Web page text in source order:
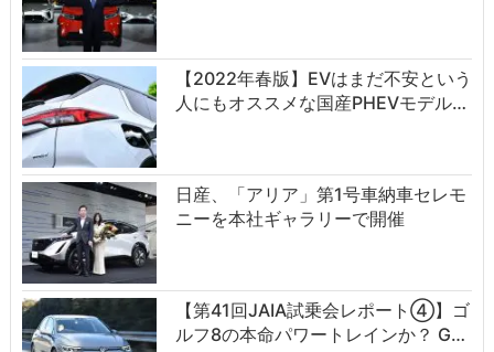
【2022年春版】EVはまだ不安という
人にもオススメな国産PHEVモデル…
日産、「アリア」第1号車納車セレモ
ニーを本社ギャラリーで開催
【第41回JAIA試乗会レポート④】ゴ
ルフ8の本命パワートレインか？ G…